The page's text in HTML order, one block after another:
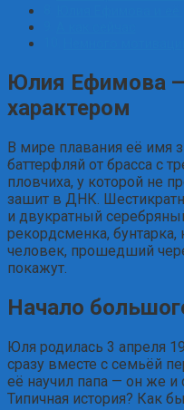
Юлия Ефимова —
характером
В мире плавания её имя
баттерфляй от брасса с
пловчиха, у которой не
зашит в ДНК.
и двукратный
рекордсменка,
человек, прошедший
покажут.
Начало
Юля родилась 3 апреля
сразу вместе с семьёй
её научил папа — он же
Типичная история? Как